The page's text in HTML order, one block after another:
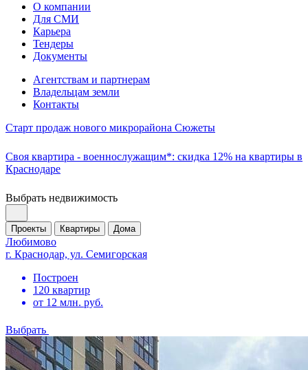
О компании
Для СМИ
Карьера
Тендеры
Документы
Агентствам и партнерам
Владельцам земли
Контакты
Старт продаж нового микрорайона Сюжеты
Своя квартира - военнослужащим*: скидка 12% на квартиры в
Краснодаре
Выбрать недвижимость
Проекты Квартиры Дома
Любимово
г. Краснодар, ул. Семигорская
Построен
120 квартир
от 12 млн. руб.
Выбрать